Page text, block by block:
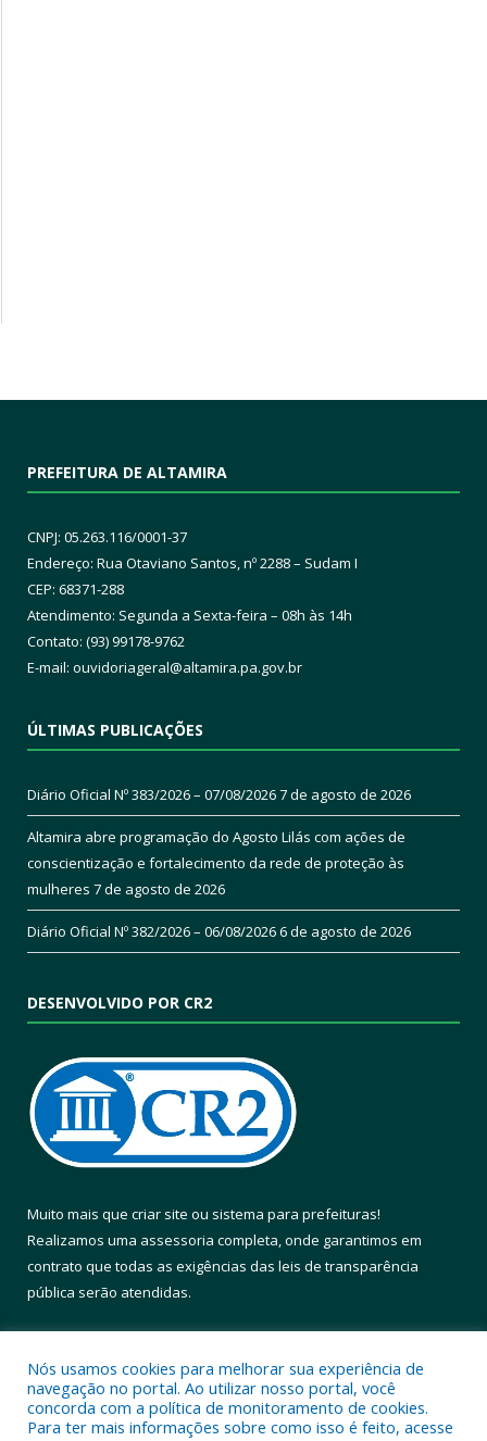
PREFEITURA DE ALTAMIRA
CNPJ: 05.263.116/0001-37
Endereço: Rua Otaviano Santos, nº 2288 – Sudam I
CEP: 68371-288
Atendimento: Segunda a Sexta-feira – 08h às 14h
Contato: (93) 99178-9762
E-mail: ouvidoriageral@altamira.pa.gov.br
ÚLTIMAS PUBLICAÇÕES
Diário Oficial Nº 383/2026 – 07/08/20267 de agosto de 2026
Altamira abre programação do Agosto Lilás com ações de
conscientização e fortalecimento da rede de proteção às
mulheres 7 de agosto de 2026
Diário Oficial Nº 382/2026 – 06/08/20266 de agosto de 2026
DESENVOLVIDO POR CR2
Muito mais que criar site ou sistema para prefeituras!
Realizamos uma assessoria completa, onde garantimos em
contrato que todas as exigências das leis de transparência
pública serão atendidas.
Nós usamos cookies para melhorar sua experiência de
navegação no portal. Ao utilizar nosso portal, você
concorda com a política de monitoramento de cookies.
Para ter mais informações sobre como isso é feito, acesse